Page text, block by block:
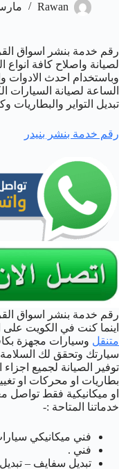
Rawan مارس 25,
رقم خدمة بنشر اسواق
لصيانة واصلاح كافة
وباستخدام احدث الادوات
الساعة لصيانة السيارات
تبديل التواير والبطاريات
رقم خدمة بنشر بنيدر
رقم خدمة بنشر اسواق
اينما كنت في الكويت
متنقل وسيارات مجهزة
سيارتك وتحقق لك
توفير الصيانة لجميع
بطاريات او محركات او
او ميكانيكية فقط تواصل
خدماتنا المتاحة :-
فني ميكانيكي
فني .
تبديل سفايف –